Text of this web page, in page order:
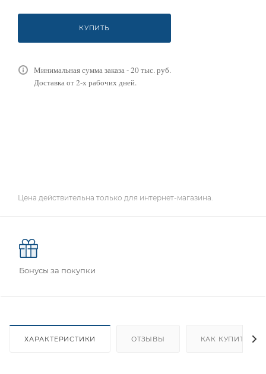
КУПИТЬ
Минимальная сумма заказа - 20 тыс. руб.
Доставка от 2-х рабочих дней.
Цена действительна только для интернет-магазина.
Бонусы за покупки
ХАРАКТЕРИСТИКИ ОТЗЫВЫ КАК КУПИТЬ